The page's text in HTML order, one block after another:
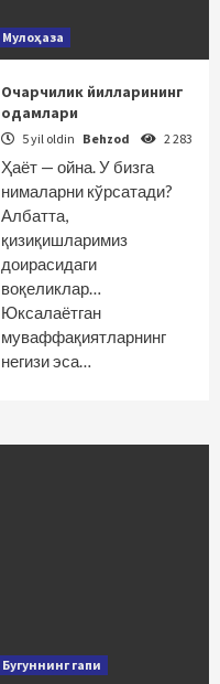
Мулоҳаза
Очарчилик йилларининг
одамлари
5 yil oldin Behzod 2 283
Ҳаёт — ойна. У бизга
нималарни кўрсатади?
Албатта,
қизиқишларимиз
доирасидаги
воқеликлар…
Юксалаётган
муваффақиятларнинг
негизи эса…
Бугуннинг гапи